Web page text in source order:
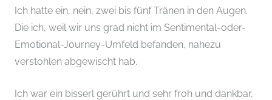
Ich hatte ein, nein, zwei bis fünf Tränen in den Augen.
Die ich, weil wir uns grad nicht im Sentimental-oder-
Emotional-Journey-Umfeld befanden, nahezu
verstohlen abgewischt hab.
Ich war ein bisserl gerührt und sehr froh und dankbar,